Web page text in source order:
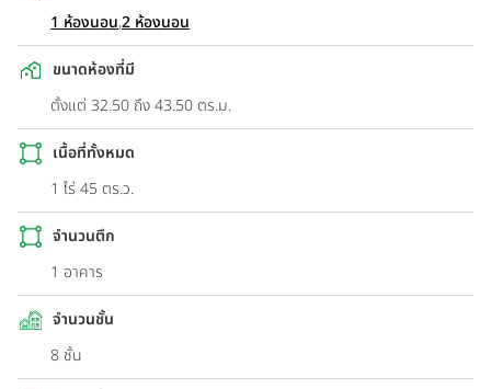
1 ห้องนอน,2 ห้องนอน
ขนาดห้องที่มี
ตั้งแต่ 32.50 ถึง 43.50 ตร.ม.
เนื้อที่ทั้งหมด
1 ไร่ 45 ตร.ว.
จำนวนตึก
1 อาคาร
จำนวนชั้น
8 ชั้น